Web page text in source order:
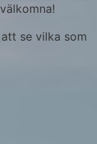
se vilka som